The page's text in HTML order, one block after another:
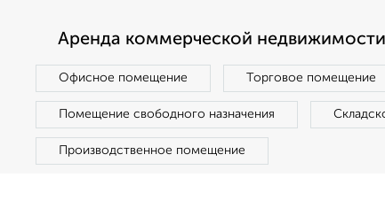
Аренда коммерческой
Офисное помещение Торговое помещение
Помещение свободного назначения
Производственное помещение